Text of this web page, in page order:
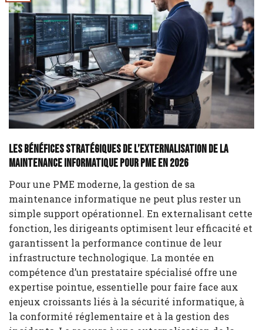
Les bénéfices stratégiques de l’externalisation de la
maintenance informatique pour PME en 2026
Pour une PME moderne, la gestion de sa
maintenance informatique ne peut plus rester un
simple support opérationnel. En externalisant cette
fonction, les dirigeants optimisent leur efficacité et
garantissent la performance continue de leur
infrastructure technologique. La montée en
compétence d’un prestataire spécialisé offre une
expertise pointue, essentielle pour faire face aux
enjeux croissants liés à la sécurité informatique, à
la conformité réglementaire et à la gestion des